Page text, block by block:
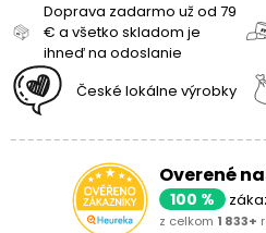
Doprava zadarmo už od 79
€ a všetko skladom je
ihneď na odoslanie
České lokálne výrobky
Overené
100 %
z celkom 1 833+